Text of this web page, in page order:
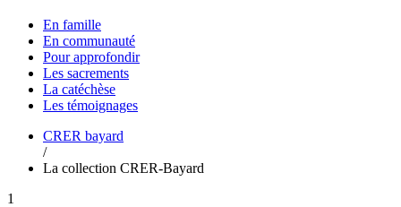
En famille
En communauté
Pourapprofondir
Les sacrements
La catéchèse
Les témoignages
CRER bayard
/
La collection CRER-Bayard
1